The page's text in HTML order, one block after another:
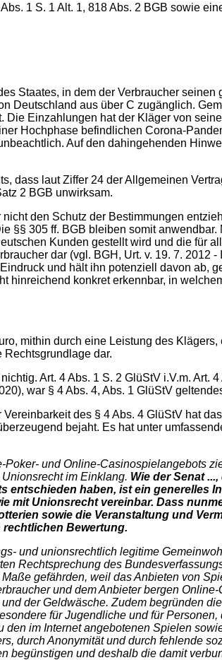
1 S. 1 Alt. 1, 818 Abs. 2 BGB sowie
Staates, in dem der Verbraucher
Deutschland aus über C zugänglich.
Einzahlungen hat der Kläger von
Hochphase befindlichen Corona-
Auf den dahingehenden
dass laut Ziffer 24 der Allgemeinen
2 BGB unwirksam.
den Schutz der Bestimmungen
§§ 305 ff. BGB bleiben somit
Kunden gestellt wird und die für
dar (vgl. BGH, Urt. v. 19. 7. 2012
und hält ihn potenziell davon ab,
hinreichend konkret erkennbar, in
mithin durch eine Leistung des
dar.
Art. 4 Abs. 1 S. 2 GlüStV i.V.m. Art.
war § 4 Abs. 4, Abs. 1 GlüStV
des § 4 Abs. 4 GlüStV hat
bejaht. Es hat unter
und Online-Casinospielangebots
im Einklang. Wie der Senat
entschieden haben, ist ein generelles
Unionsrecht vereinbar. Dass
sowie die Veranstaltung und
rechtlichen Bewertung.
und unionsrechtlich legitime
Rechtsprechung des
gefährden, weil das Anbieten von
und dem Anbieter bergen
der Geldwäsche. Zudem begründen
für Jugendliche und für
im Internet angebotenen Spielen
durch Anonymität und durch fehlende
und deshalb die damit